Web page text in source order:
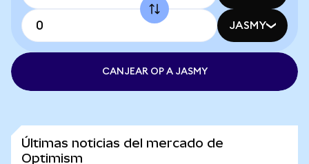
JASMY
CANJEAR OP A JASMY
Últimas noticias del mercado de
Optimism